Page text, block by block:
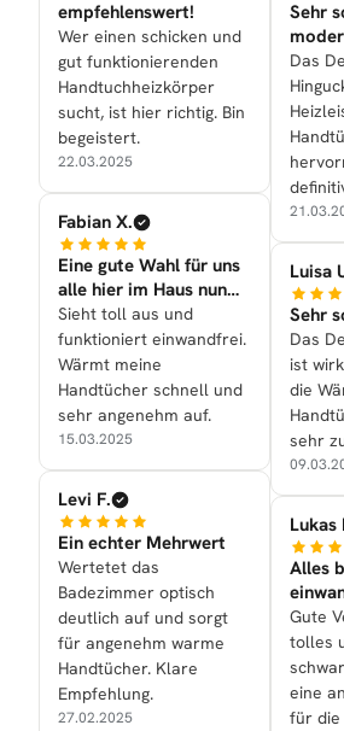
empfehlenswert!
Wer einen schicken und
gut funktionierenden
Handtuchheizkörper
sucht, ist hier richtig. Bin
begeistert.
22.03.2025
Fabian X.
Eine gute Wahl für uns
alle hier im Haus nun
mal getroffen
Sieht toll aus und
funktioniert einwandfrei.
Wärmt meine
Handtücher schnell und
sehr angenehm auf.
15.03.2025
Levi F.
Ein echter Mehrwert
Wertetet das
Badezimmer optisch
deutlich auf und sorgt
für angenehm warme
Handtücher. Klare
Empfehlung.
27.02.2025
Sehr
Das
Luisa
Sehr
Das
ist
die
sehr
Lukas
Alles
nun
Gute
tolles
eine
für die